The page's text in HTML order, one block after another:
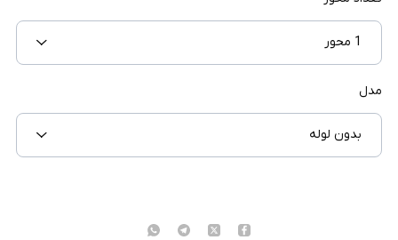
1 محور
مدل
بدون لوله